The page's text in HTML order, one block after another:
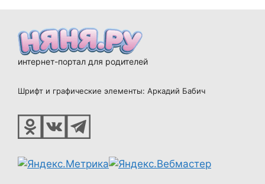
интернет-портал для родителей
Шрифт и графические элементы: Аркадий Бабич